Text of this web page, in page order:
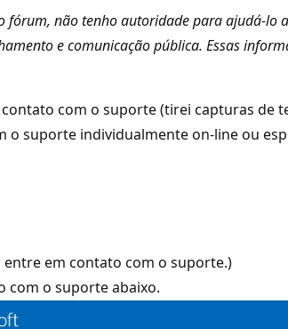
fórum, não tenho autoridade para ajudá-
e comunicação pública. Essas
com o suporte (tirei capturas de
suporte individualmente on-line ou
entre em contato com o suporte.)
com o suporte abaixo.